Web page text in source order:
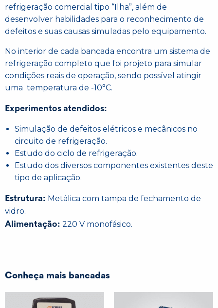
refrigeração comercial tipo “Ilha”, além de
desenvolver habilidades para o reconhecimento de
defeitos e suas causas simuladas pelo equipamento.
No interior de cada bancada encontra um sistema de
refrigeração completo que foi projeto para simular
condições reais de operação, sendo possível atingir
uma temperatura de -10°C.
Experimentos atendidos:
Simulação de defeitos elétricos e mecânicos no
circuito de refrigeração.
Estudo do ciclo de refrigeração.
Estudo dos diversos componentes existentes deste
tipo de aplicação.
Estrutura: Metálica com tampa de fechamento de
vidro.
Alimentação: 220 V monofásico.
Conheça mais bancadas